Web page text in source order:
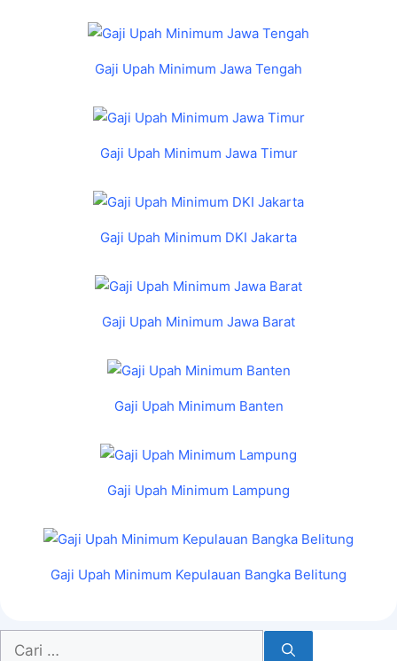
Gaji Upah Minimum Jawa Tengah
Gaji Upah Minimum Jawa Timur
Gaji Upah Minimum DKI Jakarta
Gaji Upah Minimum Jawa Barat
Gaji Upah Minimum Banten
Gaji Upah Minimum Lampung
Gaji Upah Minimum Kepulauan Bangka Belitung
Cari